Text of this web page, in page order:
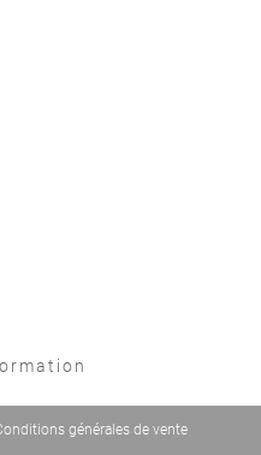
générales de vente